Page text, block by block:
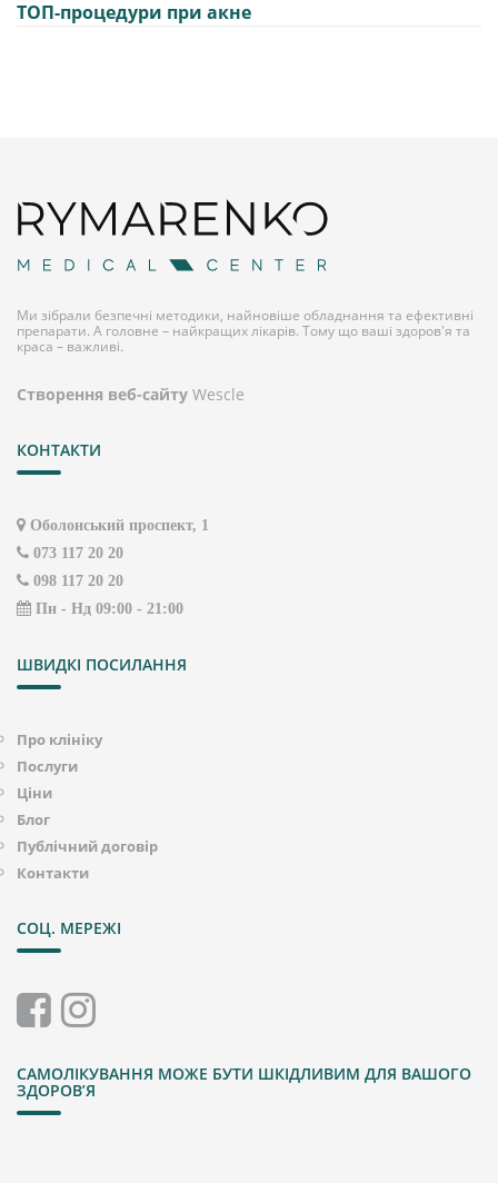
ТОП-процедури при акне
Ми зібрали безпечні методики, найновіше обладнання та ефективні
препарати. А головне – найкращих лікарів. Тому що ваші здоров'я та
краса – важливі.
Створення веб-сайту Wescle
КОНТАКТИ
Оболонський проспект, 1
073 117 20 20
098 117 20 20
Пн - Нд 09:00 - 21:00
ШВИДКІ ПОСИЛАННЯ
Про клініку
Послуги
Ціни
Блог
Публічний договір
Контакти
СОЦ. МЕРЕЖІ
САМОЛІКУВАННЯ МОЖЕ БУТИ ШКІДЛИВИМ ДЛЯ ВАШОГО
ЗДОРОВʼЯ